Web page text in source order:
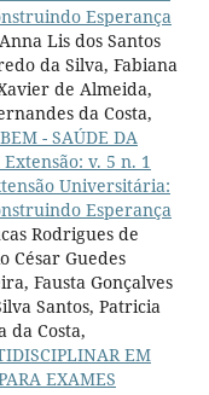
Esperança
Lis dos Santos
da Silva, Fabiana
de Almeida,
da Costa,
- SAÚDE DA
v. 5 n. 1
Universitária:
Esperança
Rodrigues de
César Guedes
Fausta Gonçalves
Santos, Patricia
da Costa,
EM
EXAMES